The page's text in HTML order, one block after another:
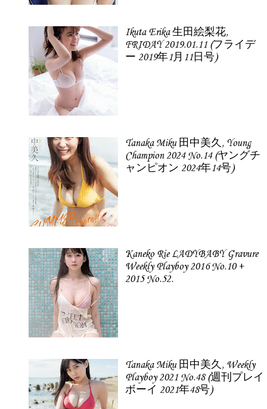
Ikuta Erika 生田絵梨花,
FRIDAY 2019.01.11 (フライデ
ー 2019年1月11日号)
Tanaka Miku 田中美久, Young
Champion 2024 No.14 (ヤングチ
ャンピオン 2024年14号)
Kaneko Rie LADYBABY Gravure
Weekly Playboy 2016 No.10 +
2015 No.52.
Tanaka Miku 田中美久, Weekly
Playboy 2021 No.48 (週刊プレイ
ボーイ 2021年48号)